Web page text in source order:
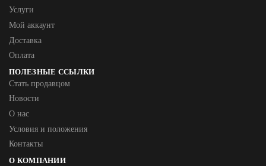
Услуги
Мой аккаунт
Доставка
Оплата
ПОЛЕЗНЫЕ ССЫЛКИ
Стать продавцом
Новости
О нас
Условия и положения
Контакты
О КОМПАНИИ